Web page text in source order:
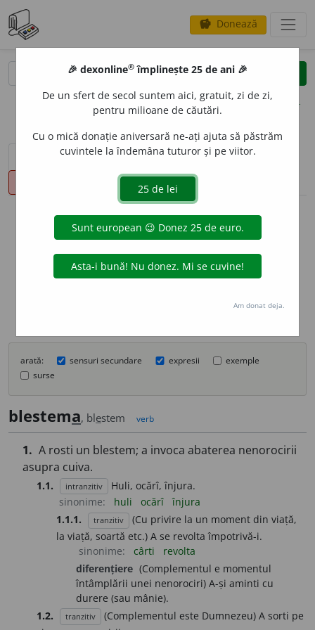
savings Donează
clear
opțiuni
sinteza definițiilor (1) definiții (26)
conjugări
info
Aceste definiții sunt compilate de
echipa dexonline. Definițiile
originale se află pe filadefiniții.
Puteți reordona filele pe pagina de
arată: sensuri secundare expresii
exemple
surse
blestema, blestem verb
1. A rosti un blestem; a invoca abaterea nenorocirii
asupra cuiva.
1.1. intranzitiv
Huli, ocărî, înjura.
sinonime:
huli ocărî
înjura
1.1.1.
tranzitiv
(Cu privire la un moment din viață,
la viață, soartă etc.) A se revolta împotrivă-i.
sinonime:
cârti
revolta
diferențiere (Complementul e momentul
întâmplării unei nenorociri) A-și aminti cu
durere (sau mânie).
1.2.
tranzitiv
(Complementul este Dumnezeu) A sorti pe
🎉 dexonline® împlinește 25 de ani 🎉
De un sfert de secol suntem aici, gratuit, zi de zi,
pentru milioane de căutări.
Cu o mică donație aniversară ne-ați ajuta să păstrăm
cuvintele la îndemâna tuturor și pe viitor.
Am donat deja.